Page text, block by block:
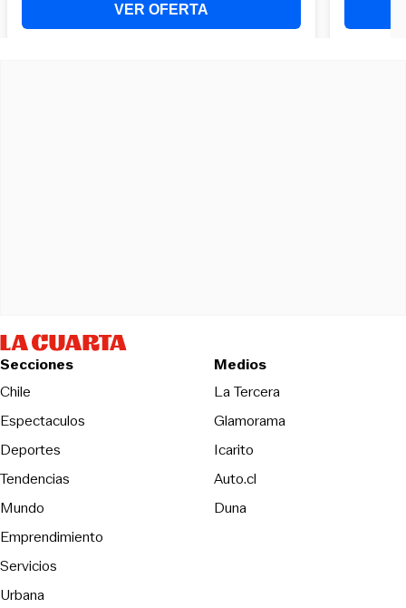
Secciones
Chile
Espectaculos
Deportes
Tendencias
Mundo
Emprendimiento
Servicios
Urbana
Medios
La Tercera
Glamorama
Icarito
Auto.cl
Duna